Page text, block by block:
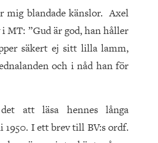
mig blandade känslor. Axel
i MT: ”Gud är god, han håller
säkert ej sitt lilla lamm,
och i nåd han för
att läsa hennes långa
1950. I ett brev till BV:s ordf.